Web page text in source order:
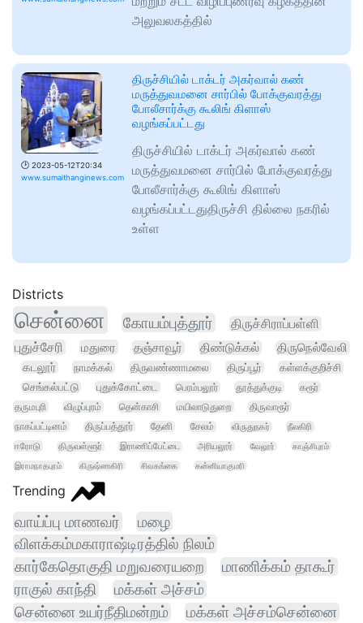
அலுவலகத்தில்
🕑 2023-05-12T20:34
www.sumaithanginews.com
திருச்சியில் டாக்டர் அகர்வால் கண்
மருத்துவமனை சார்பில் போக்குவரத்து
போலீசார்க்கு கூலிங் கிளாஸ்
வழங்கப்பட்டது
திருச்சியில் டாக்டர் அகர்வால் கண்
மருத்துவமனை சார்பில் போக்குவரத்து
போலீசார்க்கு கூலிங் கிளாஸ்
வழங்கப்பட்டதுதிருச்சி தில்லை நகரில்
உள்ள
Districts
சென்னை கோயம்புத்தூர்
திருச்சிராப்பள்ளி
புதுச்சேரி
மதுரை தஞ்சாவூர் திண்டுக்கல் திருநெல்வேலி
கடலூர் நாமக்கல் திருவண்ணாமலை திருப்பூர் கள்ளக்குறிச்சி
செங்கல்பட்டு புதுக்கோட்டை பெரம்பலூர் தூத்துக்குடி
கரூர்
தருமபுரி
விழுப்புரம் தென்காசி மயிலாடுதுறை
திருவாரூர்
நாகப்பட்டினம்
திருப்பத்தூர் தேனி சேலம் விருதுநகர்
நீலகிரி
ஈரோடு
திருவள்ளூர் இராணிப்பேட்டை அரியலூர் வேலூர்
காஞ்சிபுரம்
இராமநாதபுரம்
கிருஷ்ணகிரி சிவகங்கை கன்னியாகுமரி
Trending
வாய்ப்பு மாணவர் மழை
விளக்கம்மகாராஷ்டிரத்தில் நிலம்
கார்கேதொகுதி மறுவரையறை
மாணிக்கம் தாகூர்
ராகுல் காந்தி
மக்கள் அச்சம்
சென்னை உயர்நீதிமன்றம்
மக்கள் அச்சம்சென்னை